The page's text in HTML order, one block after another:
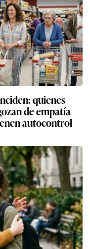
quienes
de empatía
autocontrol